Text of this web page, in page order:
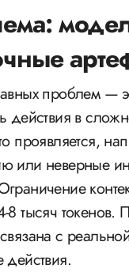
проблем —
действия в
проявляется,
или неверные
8 тысяч
с
действия.